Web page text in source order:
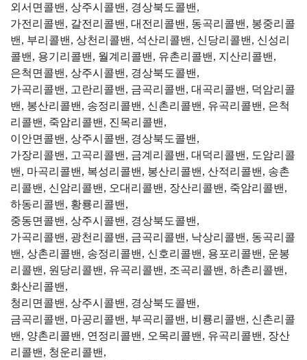
외서면콜밴, 상주시콜밴, 경상북도콜밴,
가전리콜밴, 갈전리콜밴, 대전리콜밴, 동곡리콜밴, 봉중리콜
밴, 부리콜밴, 상천리콜밴, 석산리콜밴, 신당리콜밴, 신성리
콜밴, 용기리콜밴, 월계리콜밴, 유촌리콜밴, 지산리콜밴,
은척면콜밴, 상주시콜밴, 경상북도콜밴,
가곡리콜밴, 고란리콜밴, 금곡리콜밴, 대곡리콜밴, 덕암리콜
밴, 봉산리콜밴, 송정리콜밴, 신촌리콜밴, 유곡리콜밴, 은척
리콜밴, 죽암리콜밴, 진목리콜밴,
이안면콜밴, 상주시콜밴, 경상북도콜밴,
가장리콜밴, 고곡리콜밴, 금계리콜밴, 대덕리콜밴, 도암리콜
밴, 마곡리콜밴, 복성리콜밴, 봉산리콜밴, 산적리콜밴, 송촌
리콜밴, 신암리콜밴, 오대리콜밴, 장산리콜밴, 죽암리콜밴,
하동리콜밴, 황룡리콜밴,
중동면콜밴, 상주시콜밴, 경상북도콜밴,
가곡리콜밴, 광천리콜밴, 금곡리콜밴, 낙상리콜밴, 동곡리콜
밴, 상촌리콜밴, 송정리콜밴, 신호리콜밴, 용포리콜밴, 운봉
리콜밴, 원당리콜밴, 유곡리콜밴, 조곡리콜밴, 하촌리콜밴,
화산리콜밴,
청리면콜밴, 상주시콜밴, 경상북도콜밴,
금곡리콜밴, 마공리콜밴, 부곡리콜밴, 비룡리콜밴, 신촌리콜
밴, 양촌리콜밴, 연정리콜밴, 오목리콜밴, 유곡리콜밴, 장산
리콜밴, 청운리콜밴,